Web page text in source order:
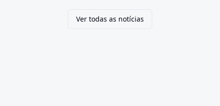
Ver todas as notícias